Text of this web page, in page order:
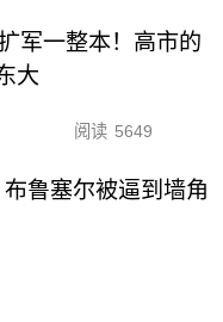
军一整本！高市的
大
阅读 5649
鲁塞尔被逼到墙角